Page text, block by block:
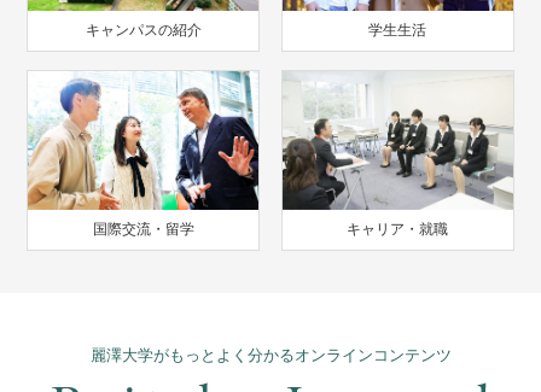
キャンパスの紹介 学生生活
国際交流・留学 キャリア・就職
麗澤大学がもっとよく分かるオンラインコンテンツ